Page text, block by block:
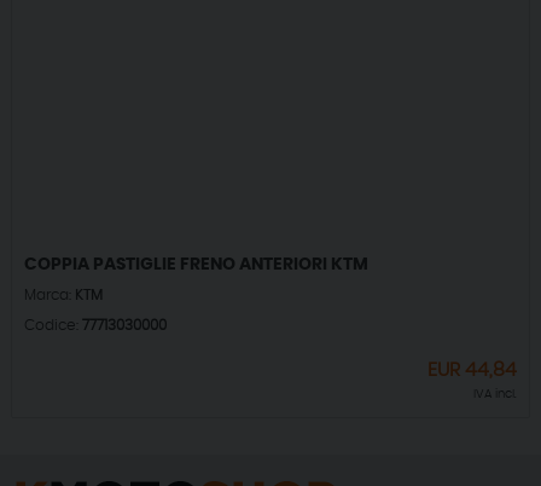
COPPIA PASTIGLIE FRENO ANTERIORI KTM
Marca: KTM
Codice: 77713030000
EUR 44,84
IVA incl.